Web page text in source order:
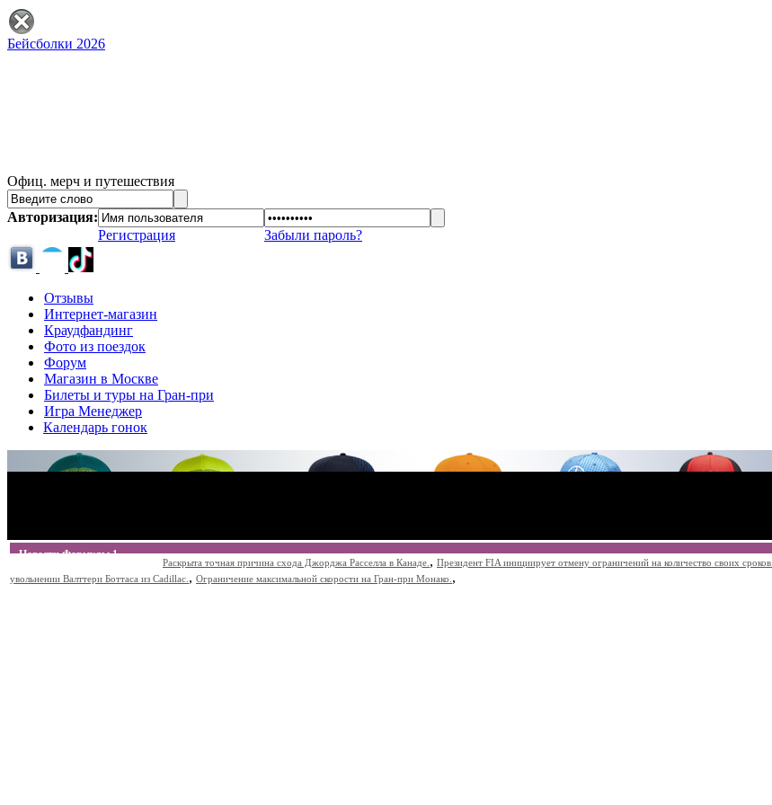
Бейсболки 2026
Офиц. мерч и путешествия
Авторизация:
Регистрация
Забыли пароль?
Отзывы
Интернет-магазин
Краудфандинг
Фото из поездок
Форум
Магазин в Москве
Билеты и туры на Гран-при
Игра Менеджер
Календарь гонок
Новости Формулы 1
Раскрыта точная причина схода Джорджа Расселла в Канаде. , Президент FIA инициирует отмену ограничений на количество своих сроков.
увольнении Валттери Боттаса из Cadillac. , Ограничение максимальной скорости на Гран-при Монако. ,